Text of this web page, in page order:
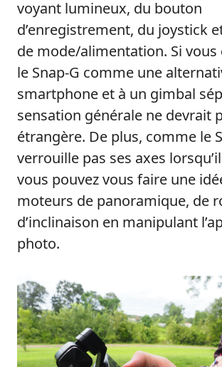
voyant lumineux, du bouton
d’enregistrement, du joystick
de mode/alimentation. Si vous
le Snap-G comme une
smartphone et à un gimbal
sensation générale ne devrait
étrangère. De plus, comme le
verrouille pas ses axes
vous pouvez vous faire une
moteurs de panoramique, de
d’inclinaison en manipulant
photo.